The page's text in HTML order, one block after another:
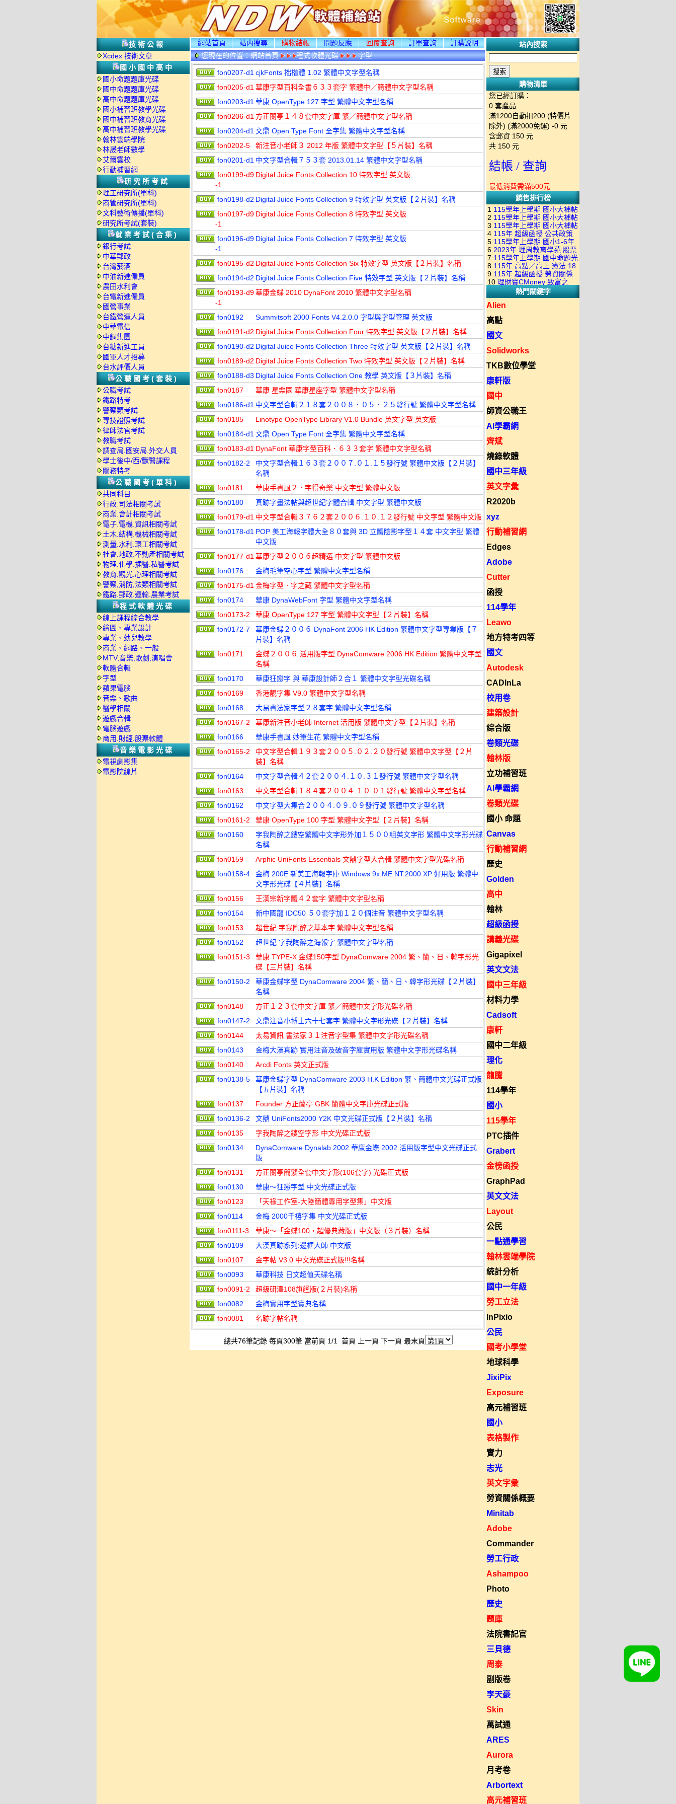
技術公報
Xcdex 技術文章
國小國中高中
國小命題題庫光碟
國中命題題庫光碟
高中命題題庫光碟
國小補習班教學光碟
國中補習班教育光碟
高中補習班教學光碟
翰林雲端學院
林晟老師數學
艾爾雲校
行動補習網
研究所考試
理工研究所(單科)
商管研究所(單科)
文科藝術傳播(單科)
研究所考試(套裝)
就業考試(合集)
銀行考試
中華郵政
台灣菸酒
中油新進僱員
農田水利會
台電新進僱員
國營事業
台鐵營運人員
中華電信
中鋼集團
台糖新進工員
國軍人才招募
台水評價人員
公職國考(套裝)
公職考試
鐵路特考
警察類考試
專技證照考試
律師法官考試
教職考試
調查局.國安局.外交人員
學士後中/西/獸醫課程
關務特考
公職國考(單科)
共同科目
行政.司法相關考試
商業.會計相關考試
電子.電機.資訊相關考試
土木.結構.機械相關考試
測量.水利.環工相關考試
社會.地政.不動產相關考試
物理.化學.插醫.私醫考試
教育.觀光.心理相關考試
警察,消防,法類相關考試
鐵路.郵政.運輸.農業考試
程式軟體光碟
線上課程綜合教學
繪圖、專業設計
專業、幼兒教學
商業、網路、一般
MTV,音樂,歌劇,演唱會
軟體合輯
字型
蘋果電腦
音樂、歌曲
醫學相關
遊戲合輯
電腦遊戲
商用.財經.股票軟體
音樂電影光碟
電視劇影集
電影院線片
網站首頁 站内搜尋 購物結帳 問題反應 回覆查詢 訂單查詢
訂購説明
您現在的位置：網站首頁 程式軟體光碟 字型
fon0207-d1 cjkFonts 拙楷體 1.02 繁體中文字型名稱
fon0205-d1 華康字型百科全書６３３套字 繁體中／簡體中文字型名稱
fon0203-d1 華康 OpenType 127 字型 繁體中文字型名稱
fon0206-d1 方正蘭亭１４８套中文字庫 繁／簡體中文字型名稱
fon0204-d1 文鼎 Open Type Font 全字集 繁體中文字型名稱
fon0202-5
新注音小老師３ 2012 年版 繁體中文字型【５片裝】名稱
fon0201-d1 中文字型合輯７５３套 2013.01.14 繁體中文字型名稱
fon0199-d9
-1
Digital Juice Fonts Collection 10 特效字型 英文版
fon0198-d2 Digital Juice Fonts Collection 9 特效字型 英文版【２片裝】名稱
fon0197-d9
-1
Digital Juice Fonts Collection 8 特效字型 英文版
fon0196-d9
-1
Digital Juice Fonts Collection 7 特效字型 英文版
fon0195-d2 Digital Juice Fonts Collection Six 特效字型 英文版【２片裝】名稱
fon0194-d2 Digital Juice Fonts Collection Five 特效字型 英文版【２片裝】名稱
fon0193-d9
-1
華康金蝶 2010 DynaFont 2010 繁體中文字型名稱
fon0192
Summitsoft 2000 Fonts V4.2.0.0 字型與字型管理 英文版
fon0191-d2 Digital Juice Fonts Collection Four 特效字型 英文版【２片裝】名稱
fon0190-d2 Digital Juice Fonts Collection Three 特效字型 英文版【２片裝】名稱
fon0189-d2 Digital Juice Fonts Collection Two 特效字型 英文版【２片裝】名稱
fon0188-d3 Digital Juice Fonts Collection One 教學 英文版【３片裝】名稱
fon0187
華康 星樂園 華康星座字型 繁體中文字型名稱
fon0186-d1 中文字型合輯２１８套２００８．０５．２５發行號 繁體中文字型名稱
fon0185
Linotype OpenType Library V1.0 Bundle 英文字型 英文版
fon0184-d1 文鼎 Open Type Font 全字集 繁體中文字型名稱
fon0183-d1 DynaFont 華康字型百科．６３３套字 繁體中文字型名稱
fon0182-2
中文字型合輯１６３套２００７.０１.１５發行號 繁體中文版【２片裝】
名稱
fon0181
華康手書風２．字得奇樂 中文字型 繁體中文版
fon0180
真跡字畫法帖與超世紀字體合輯 中文字型 繁體中文版
fon0179-d1 中文字型合輯３７６２套２００６.１０.１２發行號 中文字型 繁體中文版
fon0178-d1 POP 美工海報字體大全８０套與 3D 立體陰影字型１４套 中文字型 繁體
中文版
fon0177-d1 華康字型２００６超精選 中文字型 繁體中文版
fon0176
金梅毛筆空心字型 繁體中文字型名稱
fon0175-d1 金梅字型．字之藏 繁體中文字型名稱
fon0174
華康 DynaWebFont 字型 繁體中文字型名稱
fon0173-2
華康 OpenType 127 字型 繁體中文字型【２片裝】名稱
fon0172-7
華康金蝶２００６ DynaFont 2006 HK Edition 繁體中文字型專業版【７
片裝】名稱
fon0171
金蝶２００６ 活用版字型 DynaComware 2006 HK Edition 繁體中文字型
名稱
fon0170
華康狂戀字 與 華康設計師２合１ 繁體中文字型光碟名稱
fon0169
香港靚字集 V9.0 繁體中文字型名稱
fon0168
大易書法家字型２８套字 繁體中文字型名稱
fon0167-2
華康新注音小老師 Internet 活用版 繁體中文字型【２片裝】名稱
fon0166
華康手書風 妙筆生花 繁體中文字型名稱
fon0165-2
中文字型合輯１９３套２００５.０２.２０發行號 繁體中文字型【２片
裝】名稱
fon0164
中文字型合輯４２套２００４.１０.３１發行號 繁體中文字型名稱
fon0163
中文字型合輯１８４套２００４.１０.０１發行號 繁體中文字型名稱
fon0162
中文字型大集合２００４.０９.０９發行號 繁體中文字型名稱
fon0161-2
華康 OpenType 100 字型 繁體中文字型【２片裝】名稱
fon0160
字我陶醉之鏤空繁體中文字形外加１５００組英文字形 繁體中文字形光碟
名稱
fon0159
Arphic UniFonts Essentials 文鼎字型大合輯 繁體中文字型光碟名稱
fon0158-4
金梅 200E 新美工海報字庫 Windows 9x.ME.NT.2000.XP 好用版 繁體中
文字形光碟【４片裝】名稱
fon0156
王漢宗新字體４２套字 繁體中文字型名稱
fon0154
新中國龍 IDC50 ５０套字加１２０個注音 繁體中文字型名稱
fon0153
超世紀 字我陶醉之基本字 繁體中文字型名稱
fon0152
超世紀 字我陶醉之海報字 繁體中文字型名稱
fon0151-3
華康 TYPE-X 金蝶150字型 DynaComware 2004 繁、簡、日、韓字形光
碟【三片裝】名稱
fon0150-2
華康金蝶字型 DynaComware 2004 繁、簡、日、韓字形光碟【２片裝】
名稱
fon0148
方正１２３套中文字庫 繁／簡體中文字形光碟名稱
fon0147-2
文鼎注音小博士六十七套字 繁體中文字形光碟【２片裝】名稱
fon0144
太易資訊 書法家３１注音字型集 繁體中文字形光碟名稱
fon0143
金梅大漢真跡 實用注音及破音字庫實用版 繁體中文字形光碟名稱
fon0140
Arcdi Fonts 英文正式版
fon0138-5
華康金蝶字型 DynaComware 2003 H.K Edition 繁、簡體中文光碟正式版
【五片裝】名稱
fon0137
Founder 方正蘭亭 GBK 簡體中文字庫光碟正式版
fon0136-2
文鼎 UniFonts2000 Y2K 中文光碟正式版【２片裝】名稱
fon0135
字我陶醉之鏤空字形 中文光碟正式版
fon0134
DynaComware Dynalab 2002 華康金蝶 2002 活用版字型中文光碟正式
版
fon0131
方正蘭亭簡繁全套中文字形(106套字) 光碟正式版
fon0130
華康～狂戀字型 中文光碟正式版
fon0123
「天祿工作室-大陸簡體專用字型集」中文版
fon0114
金梅 2000千禧字集 中文光碟正式版
fon0111-3
華康～「金蝶100‧超優典藏版」中文版（３片裝）名稱
fon0109
大漢真跡系列:邊框大師 中文版
fon0107
金字帖 V3.0 中文光碟正式版!!!名稱
fon0093
華康科技 日文超值天碟名稱
fon0091-2
超級研澤108旗艦版(２片裝)名稱
fon0082
金梅實用字型寶典名稱
fon0081
名跡字帖名稱
總共76筆記錄 每頁300筆 當前頁 1/1 首頁 上一頁 下一頁 最末頁
站內搜索
購物清單
您已經訂購：
0 套產品
滿1200自動扣200 (特價片
除外) (滿2000免運) -0 元
含郵資 150 元
共 150 元
結帳 / 查詢
最低消費需滿500元
銷售排行榜
1 115學年上學期 國小大補帖
南一版 國語+數學+社會+生活
+自然 1-6年級 教學光碟DVD
版(3DVD)
2 115學年上學期 國小大補帖
康軒版 國語+數學+社會+生活
+自然 1-6年級 教學光碟DVD
版(3DVD)
3 115學年上學期 國小大補帖
翰林版 國語+數學+社會+生活
+自然 1-6年級 教學光碟DVD
版(3DVD)
4 115年 超級函授 公共政策
22堂課+總複習 張楚老師 含
PDF講義 函授DVD(9DVD)
5 115學年上學期 國小1-6年
級 習作解答(含康軒.南一.翰林
全版本.全科目)合輯版 DVD版
6 2023年 理周教育學苑 股票
當沖煉金術 主講：朱家泓 國
語發音 DVD版
7 115學年上學期 國中命題光
碟 翰林版 英文科 1-3年級 題
庫光碟
8 115年 高點／高上 憲法 18
堂課 宗台大老師 含PDF講義
函授DVD(8DVD)【適用於律
師司法考試】
9 115年 超級函授 勞資關係
概要 11堂課+總複習 陸川老
師 含PDF講義 函授
DVD(5DVD)
10 理財寶CMoney 致富之
道：上班族飆股攻略班 主
講：朱家泓+林穎 國語發音
熱門關鍵字
Alien
高點
國文
Solidworks
TKB數位學堂
康軒版
國中
師資公職王
AI學霸網
齊斌
燒錄軟體
國中三年級
英文字彙
R2020b
xyz
行動補習網
Edges
Adobe
Cutter
函授
114學年
Leawo
地方特考四等
國文
Autodesk
CADInLa
校用卷
建築設計
綜合版
卷類光碟
翰林版
立功補習班
AI學霸網
卷類光碟
國小 命題
Canvas
行動補習網
歷史
Golden
高中
翰林
超級函授
講義光碟
Gigapixel
英文文法
國中三年級
材料力學
Cadsoft
康軒
國中二年級
理化
龍騰
114學年
國小
115學年
PTC插件
Grabert
金榜函授
GraphPad
英文文法
Layout
公民
一點通學習
翰林雲端學院
統計分析
國中一年級
勞工立法
InPixio
公民
國考小學堂
地球科學
JixiPix
Exposure
高元補習班
國小
表格製作
實力
志光
英文字彙
勞資關係概要
Minitab
Adobe
Commander
勞工行政
Ashampoo
Photo
歷史
題庫
法院書記官
三貝德
周泰
副版卷
李天豪
Skin
萬試通
ARES
Aurora
月考卷
Arbortext
高元補習班